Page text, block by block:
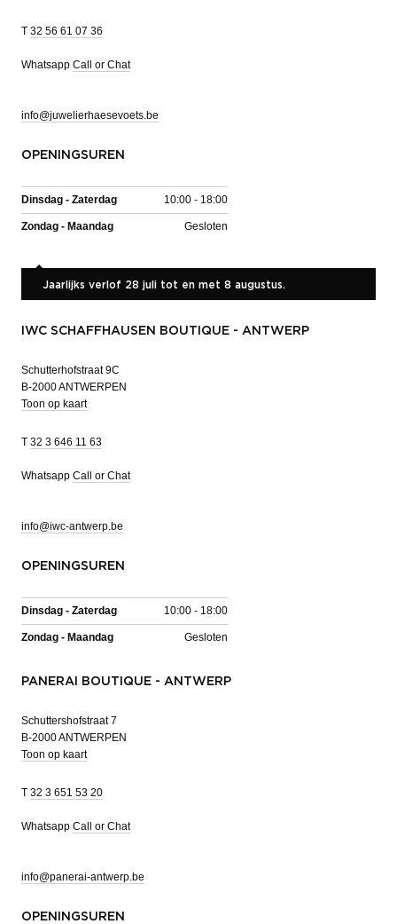
T 32 56 61 07 36
Whatsapp Call or Chat
info@juwelierhaesevoets.be
OPENINGSUREN
Dinsdag - Zaterdag 10:00 - 18:00
Zondag - Maandag Gesloten
Jaarlijks verlof 28 juli tot en met 8 augustus.
IWC SCHAFFHAUSEN BOUTIQUE - ANTWERP
Schutterhofstraat 9C
B-2000 ANTWERPEN
Toon op kaart
T 32 3 646 11 63
Whatsapp Call or Chat
info@iwc-antwerp.be
OPENINGSUREN
Dinsdag - Zaterdag 10:00 - 18:00
Zondag - Maandag Gesloten
PANERAI BOUTIQUE - ANTWERP
Schuttershofstraat 7
B-2000 ANTWERPEN
Toon op kaart
T 32 3 651 53 20
Whatsapp Call or Chat
info@panerai-antwerp.be
OPENINGSUREN